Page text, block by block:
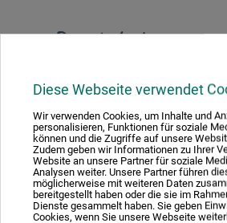
Diese Webseite verwendet
Wir verwenden Cookies, um Inhalte und
personalisieren, Funktionen für soziale
können und die Zugriffe auf unsere
Zudem geben wir Informationen zu Ihrer
Website an unsere Partner für soziale
Analysen weiter. Unsere Partner führen
möglicherweise mit weiteren Daten
bereitgestellt haben oder die sie im
Dienste gesammelt haben. Sie geben
Cookies, wenn Sie unsere Webseite
Schreiben Sie die erste Bewertung
JETZT PRODUKT